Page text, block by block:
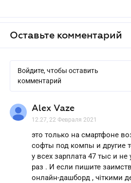
Оставьте комментарий
Войдите, чтобы оставить
комментарий
Alex Vaze
12.27, 22 Февраля 2021
это только на смартфоне
софты под компы и другие
у всех зарплата 47 тыс и
раз . И если пишите
онлайн-дашборд , чіткими